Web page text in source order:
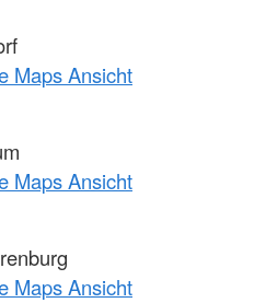
Maps Ansicht
Maps Ansicht
Maps Ansicht